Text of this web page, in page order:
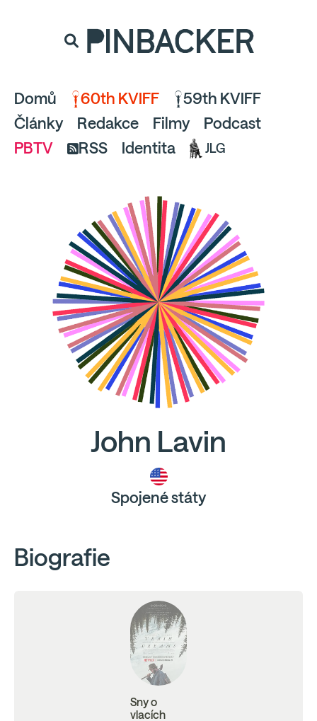
a pusťte se do čtení.
PINBACKER
Domů 60th KVIFF
59th KVIFF
Články
Redakce Filmy
Podcast
PBTV
RSS Identita JLG
John Lavin
Spojené státy
Biografie
Sny o
vlacích